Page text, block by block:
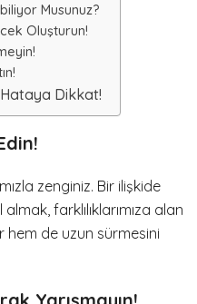
Musunuz?
Oluşturun!
Dikkat!
zenginiz. Bir ilişkide
farklılıklarımıza alan
hem de uzun sürmesini
Yarışmayın!